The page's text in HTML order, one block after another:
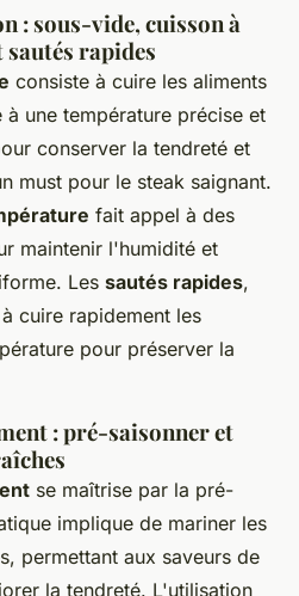
: sous-vide, cuisson à
rapides
consiste à cuire les aliments
une température précise et
conserver la tendreté et
must pour le steak saignant.
fait appel à des
maintenir l'humidité et
Les sautés rapides,
cuire rapidement les
pour préserver la
: pré-saisonner et
se maîtrise par la pré-
implique de mariner les
permettant aux saveurs de
la tendreté. L'utilisation